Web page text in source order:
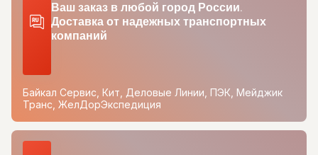
Ваш заказ в любой город России.
Доставка от надежных транспортных
компаний
Байкал Сервис, Кит, Деловые Линии, ПЭК, Мейджик
Транс, ЖелДорЭкспедиция